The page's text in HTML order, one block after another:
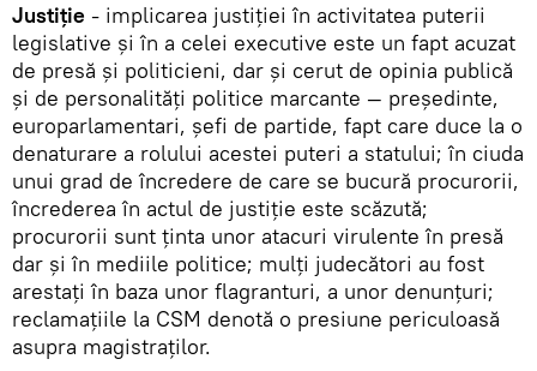
Justiţie - implicarea justiţiei în activitatea puterii
legislative şi în a celei executive este un fapt acuzat
de presă şi politicieni, dar şi cerut de opinia publică
şi de personalităţi politice marcante — preşedinte,
europarlamentari, şefi de partide, fapt care duce la o
denaturare a rolului acestei puteri a statului; în ciuda
unui grad de încredere de care se bucură procurorii,
încrederea în actul de justiţie este scăzută;
procurorii sunt ţinta unor atacuri virulente în presă
dar şi în mediile politice; mulţi judecători au fost
arestaţi în baza unor flagranturi, a unor denunţuri;
reclamaţiile la CSM denotă o presiune periculoasă
asupra magistraţilor.